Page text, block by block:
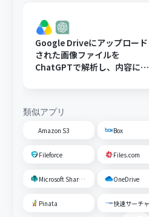
Google Driveにアップロード
された画像ファイルを
ChatGPTで解析し、内容に応
類似アプリ
Amazon S3 Box
Fileforce Files.com
Microsoft SharePoint OneDrive
Pinata